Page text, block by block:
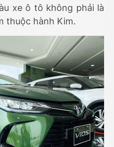
xe ô tô không phải là
thuộc hành Kim.